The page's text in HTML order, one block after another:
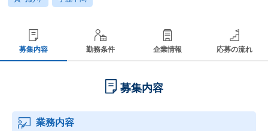
募集内容 勤務条件 企業情報 応募の流れ
募集内容
業務内容